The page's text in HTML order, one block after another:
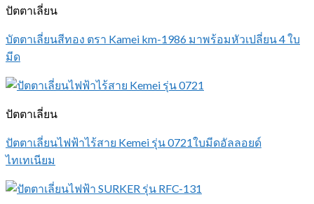
ปัตตาเลี่ยน
บัตตาเลี่ยนสีทอง ตรา Kamei km-1986 มาพร้อมหัวเปลี่ยน 4 ใบ
มีด
ปัตตาเลี่ยน
ปัตตาเลี่ยนไฟฟ้าไร้สาย Kemei รุ่น 0721ใบมีดอัลลอยด์
ไทเทเนียม